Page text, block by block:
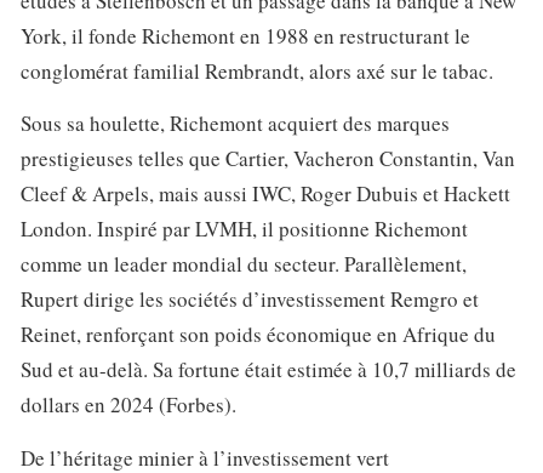
York, il fonde Richemont en 1988 en restructurant le
conglomérat familial Rembrandt, alors axé sur le tabac.
Sous sa houlette, Richemont acquiert des marques
prestigieuses telles que Cartier, Vacheron Constantin, Van
Cleef & Arpels, mais aussi IWC, Roger Dubuis et Hackett
London. Inspiré par LVMH, il positionne Richemont
comme un leader mondial du secteur. Parallèlement,
Rupert dirige les sociétés d’investissement Remgro et
Reinet, renforçant son poids économique en Afrique du
Sud et au-delà. Sa fortune était estimée à 10,7 milliards de
dollars en 2024 (Forbes).
De l’héritage minier à l’investissement vert